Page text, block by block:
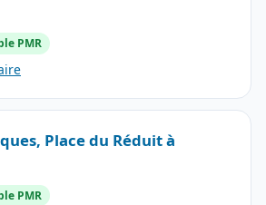
PMR
Place du Réduit à
PMR